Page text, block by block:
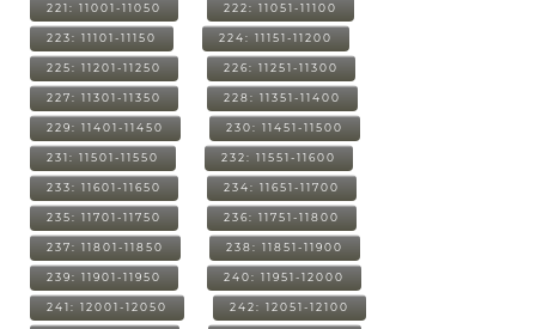
221: 11001-11050 222: 11051-11100
223: 11101-11150 224: 11151-11200
225: 11201-11250 226: 11251-11300
227: 11301-11350 228: 11351-11400
229: 11401-11450 230: 11451-11500
231: 11501-11550 232: 11551-11600
233: 11601-11650 234: 11651-11700
235: 11701-11750 236: 11751-11800
237: 11801-11850 238: 11851-11900
239: 11901-11950 240: 11951-12000
241: 12001-12050 242: 12051-12100